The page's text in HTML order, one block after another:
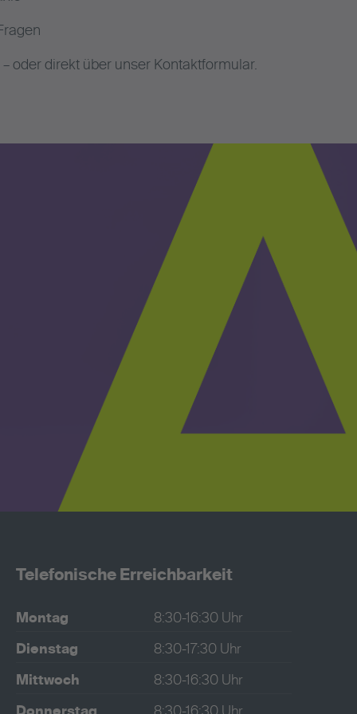
oder direkt über unser Kontaktformular.
Telefonische Erreichbarkeit
Montag 8:30-16:30 Uhr
Dienstag 8:30-17:30 Uhr
Mittwoch 8:30-16:30 Uhr